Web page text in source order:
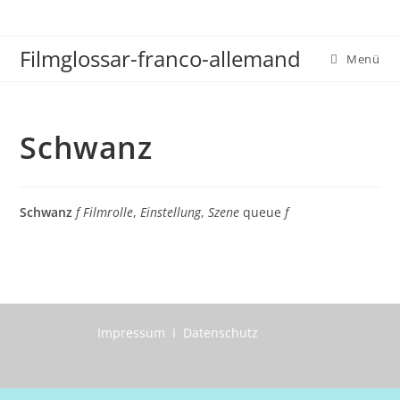
springen
Filmglossar-franco-allemand Menü
Schwanz
Schwanz f Filmrolle,Einstellung,Szene queuef
Impressum I Datenschutz